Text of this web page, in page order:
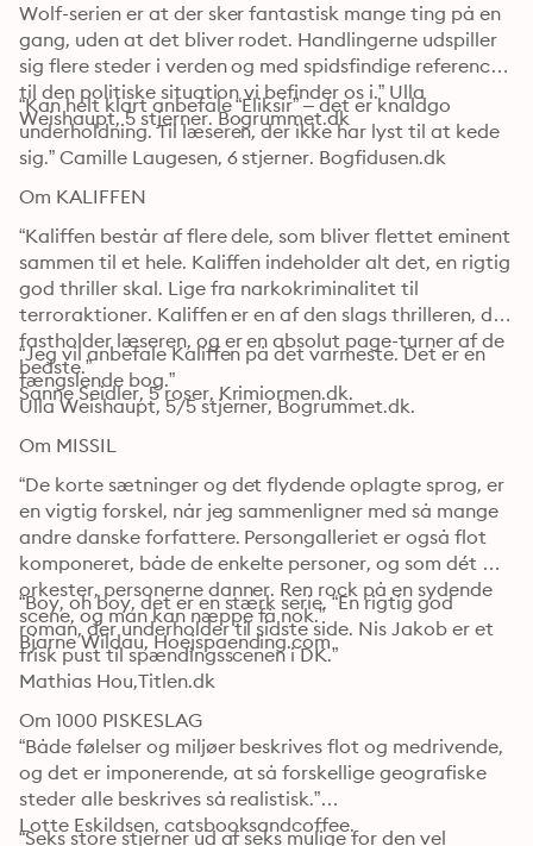
Wolf-serien er at der sker fantastisk mange ting på en
gang, uden at det bliver rodet. Handlingerne udspiller
sig flere steder i verden og med spidsfindige referencer
til den politiske situation vi befinder os i.” Ulla
“Kan helt klart anbefale “Eliksir” – det er knaldgo
underholdning. Til læseren, der ikke har lyst til at kede
Om KALIFFEN
“Kaliffen består af flere dele, som bliver flettet eminent
sammen til et hele. Kaliffen indeholder alt det, en rigtig
god thriller skal. Lige fra narkokriminalitet til
terroraktioner. Kaliffen er en af den slags thrilleren, der
fastholder læseren, og er en absolut page-turner af de
bedste.”
Sanne Seidler, 5 roser, Krimiormen.dk.
“Jeg vil anbefale Kaliffen på det varmeste. Det er en
fængslende bog.”
Ulla Weishaupt, 5/5 stjerner, Bogrummet.dk.
Om MISSIL
“De korte sætninger og det flydende oplagte sprog, er
en vigtig forskel, når jeg sammenligner med så mange
andre danske forfattere. Persongalleriet er også flot
komponeret, både de enkelte personer, og som dét
orkester, personerne danner. Ren rock på en sydende
scene, og man kan næppe få nok.”
Bjarne Wildau, Hoejspaending.com
“Boy, oh boy, det er en stærk serie. “En rigtig god
roman, der underholder til sidste side. Nis Jakob er et
frisk pust til spændingsscenen i DK.”
Mathias Hou,Titlen.dk
Om 1000 PISKESLAG
“Både følelser og miljøer beskrives flot og medrivende,
og det er imponerende, at så forskellige geografiske
steder alle beskrives så realistisk.”
Lotte Eskildsen, catsbooksandcoffee.
“Seks store stjerner ud af seks mulige for den vel